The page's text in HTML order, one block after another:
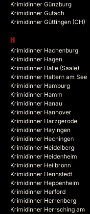
Krimidinner Günzburg
Krimidinner Gutach
Krimidinner Güttingen (CH)
H
Krimidinner Hachenburg
Krimidinner Hagen
Krimidinner Halle (Saale)
Krimidinner Haltern am See
Krimidinner Hamburg
Krimidinner Hamm
Krimidinner Hanau
Krimidinner Hannover
Krimidinner Harzgerode
Krimidinner Hayingen
Krimidinner Hechingen
Krimidinner Heidelberg
Krimidinner Heidenheim
Krimidinner Heilbronn
Krimidinner Hennstedt
Krimidinner Heppenheim
Krimidinner Herford
Krimidinner Herrenberg
Krimidinner Herrsching am